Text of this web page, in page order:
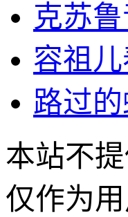
克苏
容祖
路过
本站不
仅作为